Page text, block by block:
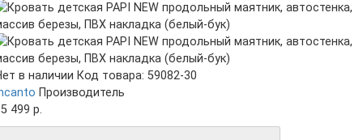
в наличии Код товара: 59082-30
Производитель
499 р.